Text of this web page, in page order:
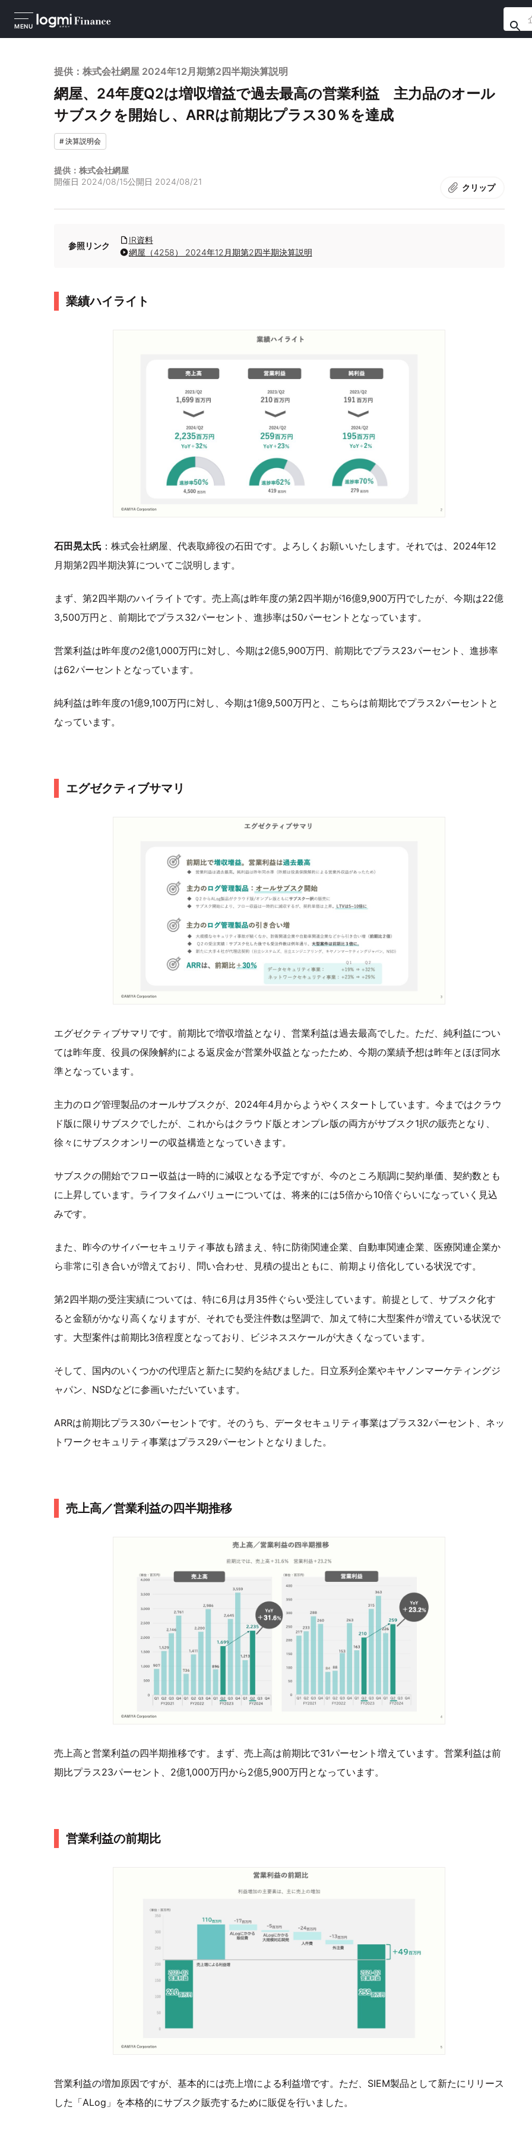
MENU
提供：株式会社網屋 2024年12月期第2四半期決算説明
網屋、24年度Q2は増収増益で過去最高の営業利益 主力品のオール
サブスクを開始し、ARRは前期比プラス30％を達成
#決算説明会
提供：株式会社網屋
開催日 2024/08/15公開日 2024/08/21
クリップ
参照リンク
IR資料
網屋（4258） 2024年12月期第2四半期決算説明
業績ハイライト
石田晃太氏 ：株式会社網屋、代表取締役の石田です。よろしくお願いいたします。それでは、2024年12
月期第2四半期決算についてご説明します。
まず、第2四半期のハイライトです。売上高は昨年度の第2四半期が16億9,900万円でしたが、今期は22億
3,500万円と、前期比でプラス32パーセント、進捗率は50パーセントとなっています。
営業利益は昨年度の2億1,000万円に対し、今期は2億5,900万円、前期比でプラス23パーセント、進捗率
は62パーセントとなっています。
純利益は昨年度の1億9,100万円に対し、今期は1億9,500万円と、こちらは前期比でプラス2パーセントと
なっています。
エグゼクティブサマリ
エグゼクティブサマリです。前期比で増収増益となり、営業利益は過去最高でした。ただ、純利益につい
ては昨年度、役員の保険解約による返戻金が営業外収益となったため、今期の業績予想は昨年とほぼ同水
準となっています。
主力のログ管理製品のオールサブスクが、2024年4月からようやくスタートしています。今まではクラウ
ド版に限りサブスクでしたが、これからはクラウド版とオンプレ版の両方がサブスク1択の販売となり、
徐々にサブスクオンリーの収益構造となっていきます。
サブスクの開始でフロー収益は一時的に減収となる予定ですが、今のところ順調に契約単価、契約数とも
に上昇しています。ライフタイムバリューについては、将来的には5倍から10倍ぐらいになっていく見込
みです。
また、昨今のサイバーセキュリティ事故も踏まえ、特に防衛関連企業、自動車関連企業、医療関連企業か
ら非常に引き合いが増えており、問い合わせ、見積の提出ともに、前期より倍化している状況です。
第2四半期の受注実績については、特に6月は月35件ぐらい受注しています。前提として、サブスク化す
ると金額がかなり高くなりますが、それでも受注件数は堅調で、加えて特に大型案件が増えている状況で
す。大型案件は前期比3倍程度となっており、ビジネススケールが大きくなっています。
そして、国内のいくつかの代理店と新たに契約を結びました。日立系列企業やキヤノンマーケティングジ
ャパン、NSDなどに参画いただいています。
ARRは前期比プラス30パーセントです。そのうち、データセキュリティ事業はプラス32パーセント、ネッ
トワークセキュリティ事業はプラス29パーセントとなりました。
売上高／営業利益の四半期推移
売上高と営業利益の四半期推移です。まず、売上高は前期比で31パーセント増えています。営業利益は前
期比プラス23パーセント、2億1,000万円から2億5,900万円となっています。
営業利益の前期比
営業利益の増加原因ですが、基本的には売上増による利益増です。ただ、SIEM製品として新たにリリース
した「ALog」を本格的にサブスク販売するために販促を行いました。